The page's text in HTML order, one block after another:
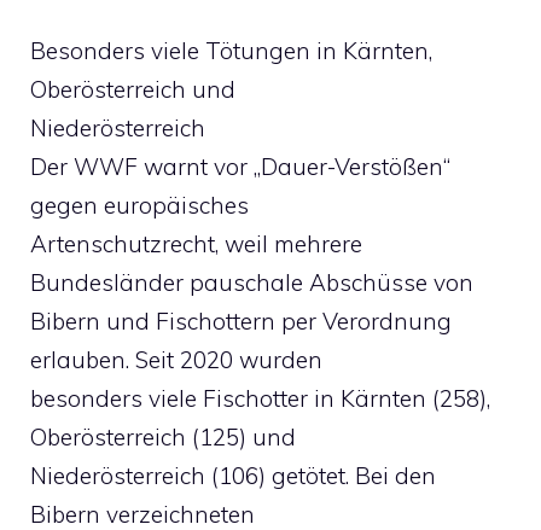
Besonders viele Tötungen in Kärnten,
Oberösterreich und
Niederösterreich
Der WWF warnt vor „Dauer-Verstößen“
gegen europäisches
Artenschutzrecht, weil mehrere
Bundesländer pauschale Abschüsse von
Bibern und Fischottern per Verordnung
erlauben. Seit 2020 wurden
besonders viele Fischotter in Kärnten (258),
Oberösterreich (125) und
Niederösterreich (106) getötet. Bei den
Bibern verzeichneten